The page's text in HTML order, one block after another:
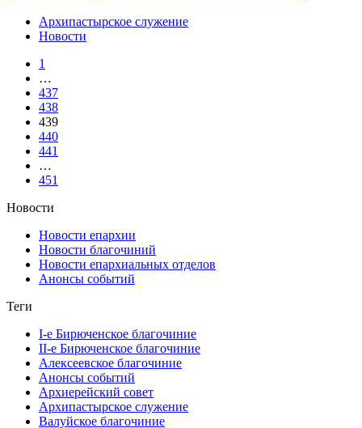
Архипастырское служение
Новости
1
…
437
438
439
440
441
…
451
Новости
Новости епархии
Новости благочиний
Новости епархиальных отделов
Анонсы событий
Теги
I-е Бирюченское благочиние
II-е Бирюченское благочиние
Алексеевское благочиние
Анонсы событий
Архиерейский совет
Архипастырское служение
Валуйское благочиние